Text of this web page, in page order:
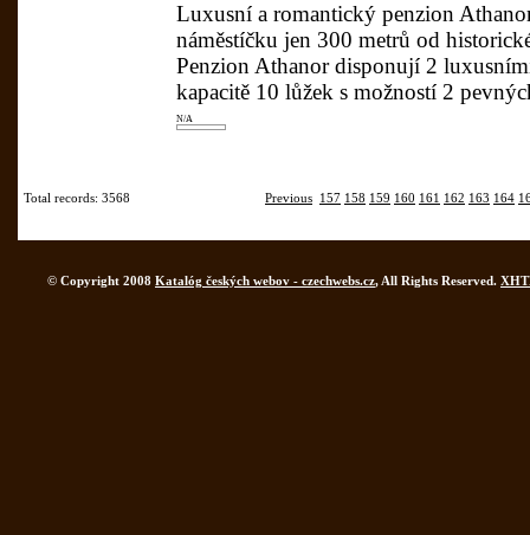
Luxusní a romantický penzion
náměstíčku jen 300 metrů od
Penzion Athanor disponují 2
kapacitě 10 lůžek s možností 2
N/A
Previous 157 158 159 160 161 162 163 164
Total records: 3568
© Copyright 2008 Katalóg českých webov - czechwebs.cz, All Rights Reserved.